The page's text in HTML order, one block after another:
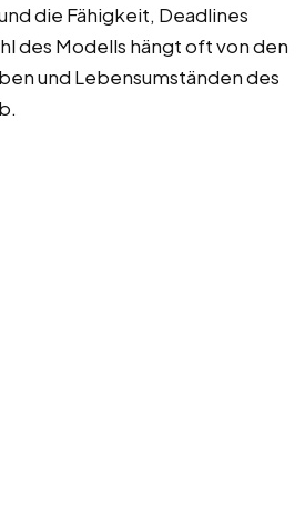
die Fähigkeit, Deadlines
des Modells hängt oft von den
und Lebensumständen des